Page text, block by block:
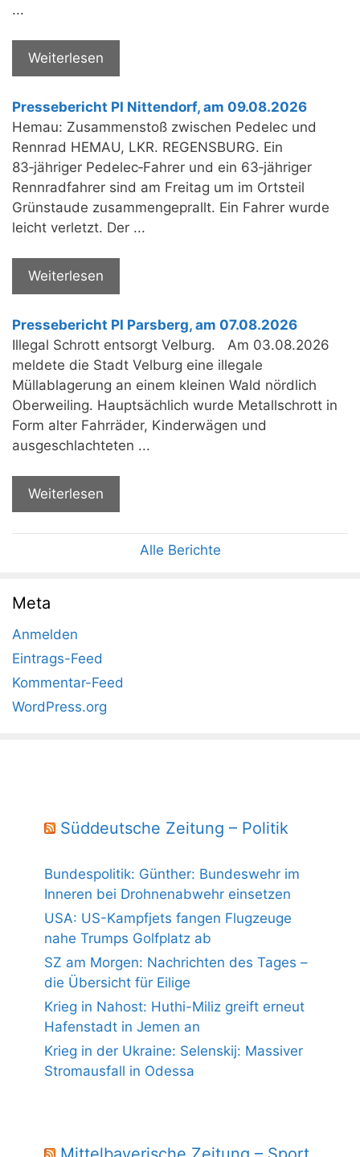
...
Weiterlesen
Pressebericht PI Nittendorf, am 09.08.2026
Hemau: Zusammenstoß zwischen Pedelec und
Rennrad HEMAU, LKR. REGENSBURG. Ein
83‑jähriger Pedelec‑Fahrer und ein 63‑jähriger
Rennradfahrer sind am Freitag um im Ortsteil
Grünstaude zusammengeprallt. Ein Fahrer wurde
leicht verletzt. Der ...
Weiterlesen
Pressebericht PI Parsberg, am 07.08.2026
Illegal Schrott entsorgt Velburg. Am 03.08.2026
meldete die Stadt Velburg eine illegale
Müllablagerung an einem kleinen Wald nördlich
Oberweiling. Hauptsächlich wurde Metallschrott in
Form alter Fahrräder, Kinderwägen und
ausgeschlachteten ...
Weiterlesen
Alle Berichte
Meta
Anmelden
Eintrags-Feed
Kommentar-Feed
WordPress.org
Süddeutsche Zeitung – Politik
Bundespolitik: Günther: Bundeswehr im
Inneren bei Drohnenabwehr einsetzen
USA: US-Kampfjets fangen Flugzeuge
nahe Trumps Golfplatz ab
SZ am Morgen: Nachrichten des Tages –
die Übersicht für Eilige
Krieg in Nahost: Huthi-Miliz greift erneut
Hafenstadt in Jemen an
Krieg in der Ukraine: Selenskij: Massiver
Stromausfall in Odessa